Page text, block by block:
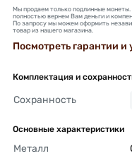
Мы продаем только подлинные
полностью вернем Вам деньги и
По запросу мы можем оформить
товар из нашего магазина.
Посмотреть гарантии и
Комплектация и
Сохранность
Основные характеристики
Металл